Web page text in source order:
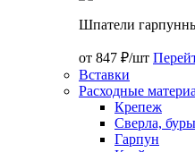
Шпатели
от 847 ₽/шт
Вставки
Расходные
Крепеж
Сверла, буры
Гарпун